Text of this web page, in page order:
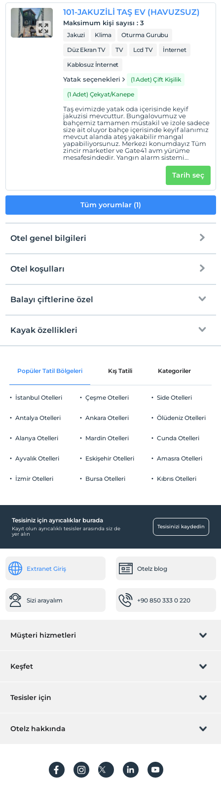
Otel koşulları
Check/in
En erken saat 15:00 ve sonrası
Evcil hayvan kabul edilmemektedir.
Odalarda sigara içilmez
0 yaşına kadar olan bebekler ücretsizdir.
Her bir oda için 5 yaşına kadar 1 çocuk ücretsizdir
101-JAKUZİLİ TAŞ EV (HAVUZSUZ)
Maksimum kişi sayısı : 3
Jakuzi Klima
Oturma Gurubu
Düz Ekran TV
TV Lcd TV
İnternet
Kablosuz İnternet
Yatak seçenekleri
(1 Adet) Çift Kişilik
(1 Adet) Çekyat/Kanepe
Taş evimizde yatak oda içerisinde keyif
jakuzisi mevcuttur. Bungalovumuz ve
bahçemiz tamamen müstakil ve izole sadece
size ait oluyor bahçe içerisinde keyif alanımız
mevcut alanda ateş yakabilir mangal
yapabiliyorsunuz. Merkezi konumdayız Tüm
zincir marketler ve Gate41 avm yürüme
mesafesindedir. Yangın alarm sistemi
Tarih seç
Tüm yorumlar (1)
Otel genel bilgileri
Ücretsiz Wi-fi
Ücretsiz Özel Otopark
Resepsiyon Hizmetleri
24 saat açık resepsiyon
Paket servis olanağı
Diğer
Klima
Açık Isıtmalı Havuz
Ortak Alanlar
Otel koşulları
Check/in
En erken saat 15:00 ve sonrası
Check/out
Evcil Hayvan
Evcil hayvan kabul edilmemektedir.
Odalarda sigara içilmez
Çocuklar
0 yaşına kadar olan bebekler ücretsizdir.
Balayı çiftlerine özel
Odaya meyve sepeti ikramı
Kayak özellikleri
Piste 15 km mesafededir
Popüler Tatil Bölgeleri Kış Tatili Kategoriler
İstanbul Otelleri
Antalya Otelleri
Alanya Otelleri
Ayvalık Otelleri
İzmir Otelleri
Çeşme Otelleri
Ankara Otelleri
Mardin Otelleri
Eskişehir Otelleri
Bursa Otelleri
Side Otelleri
Ölüdeniz Otelleri
Cunda Otelleri
Amasra Otelleri
Kıbrıs Otelleri
Tesisiniz için ayrıcalıklar burada
Kayıt olun ayrıcalıklı tesisler arasında siz de
yer alın
Tesisinizi kaydedin
Extranet Giriş Otelz blog
Sizi arayalım +90 850 333 0 220
Müşteri hizmetleri
Rezervasyon yönet
Sıkça sorulan sorular
Keşfet
Hediye Kart
Hesap oluştur
Tesisler için
Hemen tesisinizi ekleyin
Otelz hakkında